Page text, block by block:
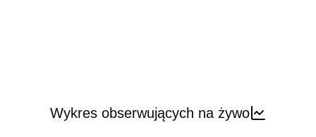
Wykres obserwujących na żywo